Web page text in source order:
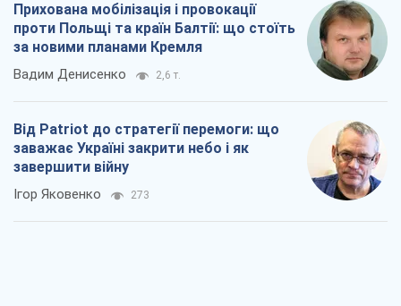
Прихована мобілізація і провокації
проти Польщі та країн Балтії: що стоїть
за новими планами Кремля
Вадим Денисенко 2,6 т.
Від Patriot до стратегії перемоги: що
заважає Україні закрити небо і як
завершити війну
Ігор Яковенко 273